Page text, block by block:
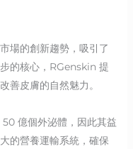
場的創新趨勢，吸引了
的核心，RGenskin 提
善皮膚的自然魅力。
億個外泌體，因此其益
的營養運輸系統，確保